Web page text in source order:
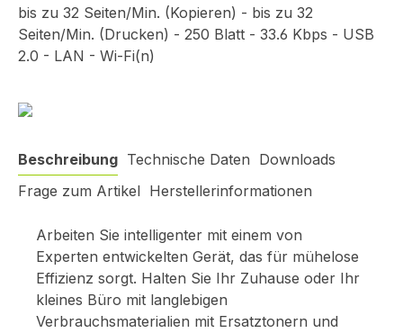
bis zu 32 Seiten/Min. (Kopieren) - bis zu 32
Seiten/Min. (Drucken) - 250 Blatt - 33.6 Kbps - USB
2.0 - LAN - Wi-Fi(n)
Beschreibung Technische Daten Downloads
Frage zum Artikel Herstellerinformationen
Arbeiten Sie intelligenter mit einem von
Experten entwickelten Gerät, das für mühelose
Effizienz sorgt. Halten Sie Ihr Zuhause oder Ihr
kleines Büro mit langlebigen
Verbrauchsmaterialien mit Ersatztonern und